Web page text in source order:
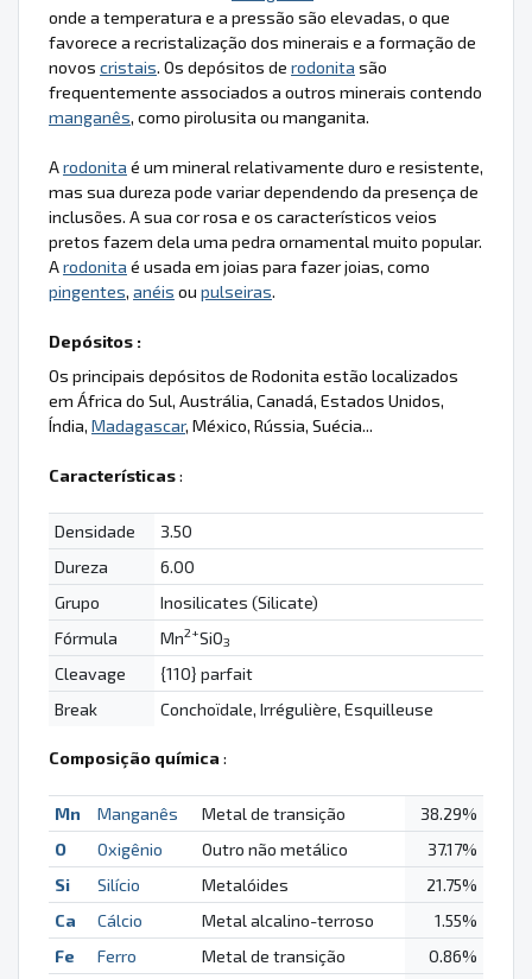
onde a temperatura e a pressão são elevadas, o que
favorece a recristalização dos minerais e a formação de
novos cristais. Os depósitos de rodonita são
frequentemente associados a outros minerais contendo
manganês, como pirolusita ou manganita.
Arodonita é um mineral relativamente duro e resistente,
mas sua dureza pode variar dependendo da presença de
inclusões. A sua cor rosa e os característicos veios
pretos fazem dela uma pedra ornamental muito popular.
Arodonita é usada em joias para fazer joias, como
pingentes, anéis ou pulseiras.
Depósitos :
Os principais depósitos de Rodonita estão localizados
em África do Sul, Austrália, Canadá, Estados Unidos,
Índia, Madagascar, México, Rússia, Suécia...
Características:
Densidade
3.50
Dureza
6.00
Grupo
Inosilicates (Silicate)
Fórmula
Mn2+SiO3
Cleavage
{110} parfait
Break
Conchoïdale, Irrégulière, Esquilleuse
Composição química :
Mn Manganês Metal de transição
38.29%
O
Oxigênio Outro não metálico
37.17%
Si
Silício Metalóides
21.75%
Ca
Cálcio Metal alcalino-terroso
1.55%
Fe
Ferro Metal de transição
0.86%